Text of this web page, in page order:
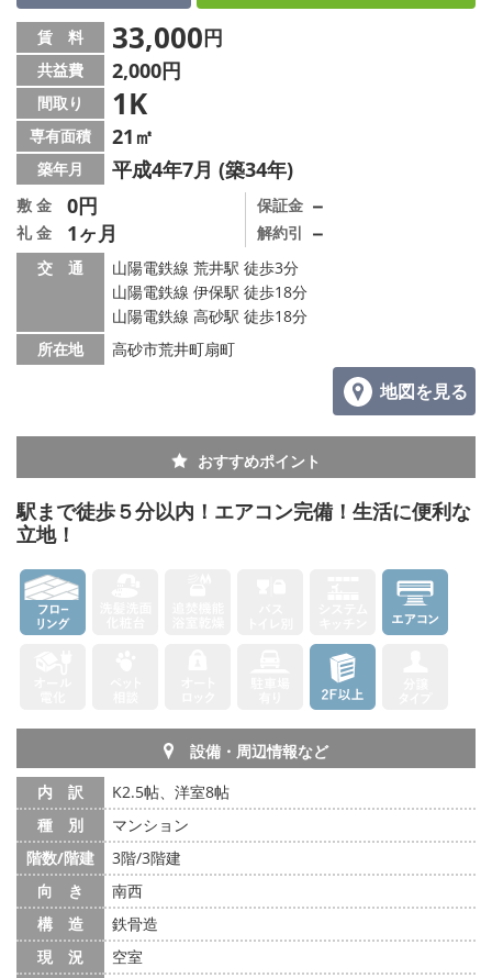
地域から探す
地図から探す
スタッフ紹介
スタッフ募集中
店舗情報·アクセス
メールでお問い合わせ
賃 料 33,000円
共益費 2,000円
間取り 1K
専有面積 21㎡
築年月 平成4年7月 (築34年)
敷 金 0円
礼 金 1ヶ月
保証金 －
解約引 －
交 通
山陽電鉄線 荒井駅 徒歩3分
山陽電鉄線 伊保駅 徒歩18分
山陽電鉄線 高砂駅 徒歩18分
所在地
高砂市荒井町扇町
地図を見る
おすすめポイント
駅まで徒歩５分以内！エアコン完備！生活に便利な
立地！
設備・周辺情報など
内 訳
K2.5帖、洋室8帖
種 別
マンション
階数/階建
3階/3階建
向 き
南西
構 造
鉄骨造
現 況
空室